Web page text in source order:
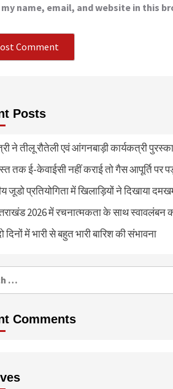
my name, email, and website in this
Posts
ने तीलू रौतेली एवं आंगनबाड़ी कार्यकत्री
तक ई-केवाईसी नहीं कराई तो गैस आपूर्ति पर
जूडो प्रतियोगिता में खिलाड़ियों ने दिखाया
2026 में रचनात्मकता के साथ स्वावलंबन
में भारी से बहुत भारी बारिश की संभावना
Comments